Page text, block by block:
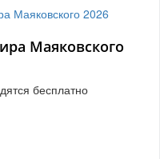
Маяковского
бесплатно